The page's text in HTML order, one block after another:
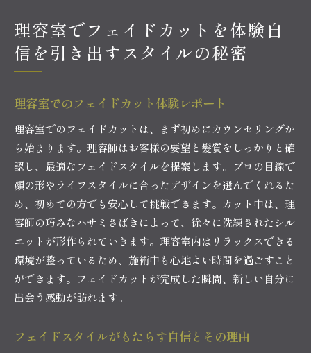
理容室でフェイドカットを体験自
信を引き出すスタイルの秘密
理容室でのフェイドカット体験レポート
理容室でのフェイドカットは、まず初めにカウンセリングか
ら始まります。理容師はお客様の要望と髪質をしっかりと確
認し、最適なフェイドスタイルを提案します。プロの目線で
顔の形やライフスタイルに合ったデザインを選んでくれるた
め、初めての方でも安心して挑戦できます。カット中は、理
容師の巧みなハサミさばきによって、徐々に洗練されたシル
エットが形作られていきます。理容室内はリラックスできる
環境が整っているため、施術中も心地よい時間を過ごすこと
ができます。フェイドカットが完成した瞬間、新しい自分に
出会う感動が訪れます。
フェイドスタイルがもたらす自信とその理由